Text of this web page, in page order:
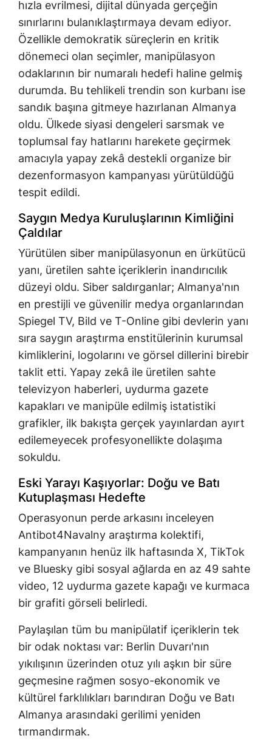
hızla evrilmesi, dijital dünyada gerçeğin
sınırlarını bulanıklaştırmaya devam ediyor.
Özellikle demokratik süreçlerin en kritik
dönemeci olan seçimler, manipülasyon
odaklarının bir numaralı hedefi haline gelmiş
durumda. Bu tehlikeli trendin son kurbanı ise
sandık başına gitmeye hazırlanan Almanya
oldu. Ülkede siyasi dengeleri sarsmak ve
toplumsal fay hatlarını harekete geçirmek
amacıyla yapay zekâ destekli organize bir
dezenformasyon kampanyası yürütüldüğü
tespit edildi.
Saygın Medya Kuruluşlarının Kimliğini
Çaldılar
Yürütülen siber manipülasyonun en ürkütücü
yanı, üretilen sahte içeriklerin inandırıcılık
düzeyi oldu. Siber saldırganlar; Almanya'nın
en prestijli ve güvenilir medya organlarından
Spiegel TV, Bild ve T-Online gibi devlerin yanı
sıra saygın araştırma enstitülerinin kurumsal
kimliklerini, logolarını ve görsel dillerini birebir
taklit etti. Yapay zekâ ile üretilen sahte
televizyon haberleri, uydurma gazete
kapakları ve manipüle edilmiş istatistiki
grafikler, ilk bakışta gerçek yayınlardan ayırt
edilemeyecek profesyonellikte dolaşıma
sokuldu.
Eski Yarayı Kaşıyorlar: Doğu ve Batı
Kutuplaşması Hedefte
Operasyonun perde arkasını inceleyen
Antibot4Navalny araştırma kolektifi,
kampanyanın henüz ilk haftasında X, TikTok
ve Bluesky gibi sosyal ağlarda en az 49 sahte
video, 12 uydurma gazete kapağı ve kurmaca
bir grafiti görseli belirledi.
Paylaşılan tüm bu manipülatif içeriklerin tek
bir odak noktası var: Berlin Duvarı'nın
yıkılışının üzerinden otuz yılı aşkın bir süre
geçmesine rağmen sosyo-ekonomik ve
kültürel farklılıkları barındıran Doğu ve Batı
Almanya arasındaki gerilimi yeniden
tırmandırmak.